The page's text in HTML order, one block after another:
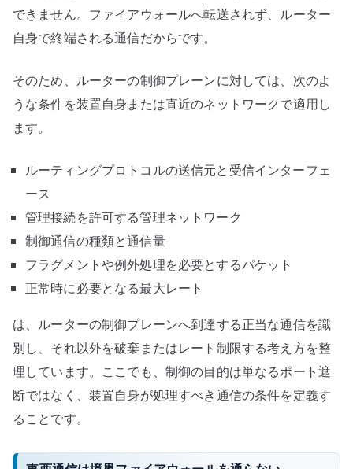
できません。ファイアウォールへ転送されず、ルーター
自身で終端される通信だからです。
そのため、ルーターの制御プレーンに対しては、次のよ
うな条件を装置自身または直近のネットワークで適用し
ます。
ルーティングプロトコルの送信元と受信インターフェ
ース
管理接続を許可する管理ネットワーク
制御通信の種類と通信量
フラグメントや例外処理を必要とするパケット
正常時に必要となる最大レート
は、ルーターの制御プレーンへ到達する正当な通信を識
別し、それ以外を破棄またはレート制限する考え方を整
理しています。ここでも、制御の目的は単なるポート遮
断ではなく、装置自身が処理すべき通信の条件を定義す
ることです。